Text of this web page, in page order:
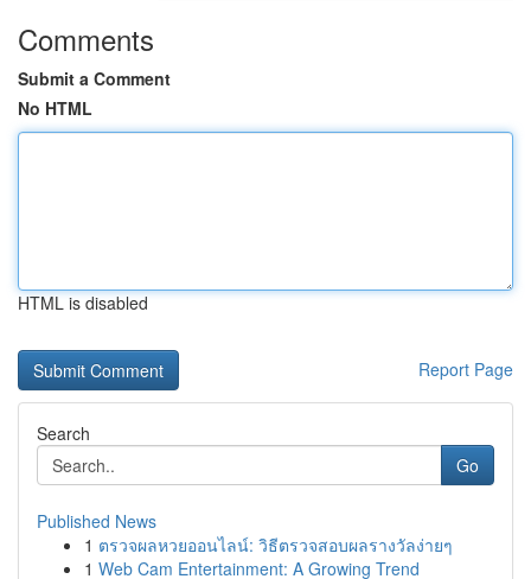
Comments
Submit a Comment
No HTML
HTML is disabled
Report Page
Search
Go
Published News
1 ตรวจผลหวยออนไลน์: วิธีตรวจสอบผลรางวัลง่ายๆ
1 Web Cam Entertainment: A Growing Trend